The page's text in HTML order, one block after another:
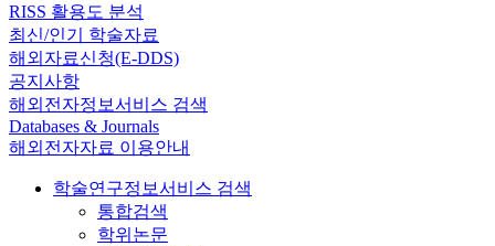
RISS 활용도 분석
최신/인기 학술자료
해외자료신청(E-DDS)
공지사항
해외전자정보서비스 검색
Databases & Journals
해외전자자료 이용안내
학술연구정보서비스 검색
통합검색
학위논문